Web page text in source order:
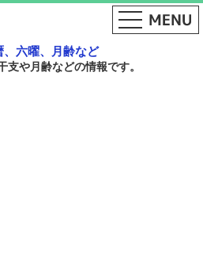
、六曜、月齢など
や月齢などの情報です。